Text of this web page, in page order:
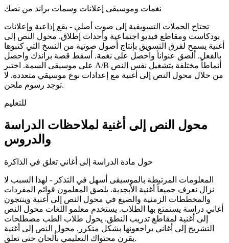
نغمات وموسيقى إعلانات وسمات براند من نصك
تحتاج الحملات التسويقية إلى صوت أصلي - بقع إذاعية وإعلانات
بودكاست ومقاطع فيديو اجتماعية وأحداث إطلاق. محول النص إلى
أغنية يسمح لفرق التسويق بإنتاج أصول صوتية من النسخ التي كتبوها
بالفعل. ألصق عنواناً واحصل على نغمة. أسقط قصة براندك واحصل
على موسيقى السمة. اختبر A/B أنماطاً مختلفة بتشغيل نفس النص
من خلال محول النص إلى أغنية مع إعدادات نوع موسيقي متعددة. لا
توجد رسوم ملحن.
للتعليم
محول النص إلى أغنية لملاحظات الدراسة
والدروس
حول مادة الدراسة إلى أغاني تعلق في الذاكرة
المعلومات المرتبطة بالموسيقى أسهل في التذكر - لهذا السبب لا
نزال نعرف جميعاً أغنية الأبجدية. يلصق المعلمون قوائم المفردات
والمخططات الزمنية والصيغ في محول النص إلى أغنية وينتجون
أغاني دراسة يستمتع بها الطلاب. يستخدم معلمو اللغات محول النص
إلى أغنية لمقاطع تدريب النطق. يحول طلاب الطب مصطلحات
التشريح إلى أغاني يراجعونها بشكل متكرر. محول النص إلى أغنية
يقرن محتواك التعليمي بألحان حتى تعلق.